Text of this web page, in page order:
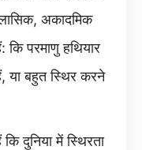
अकादमिक
परमाणु हथियार
या बहुत स्थिर करने
दुनिया में स्थिरता